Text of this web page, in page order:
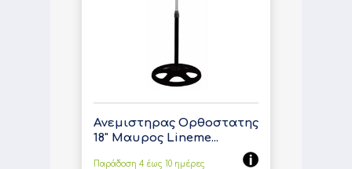
Ανεμιστηρας Ορθοστατης
18" Μαυρος Lineme...
Παράδοση 4 έως 10 ημέρες